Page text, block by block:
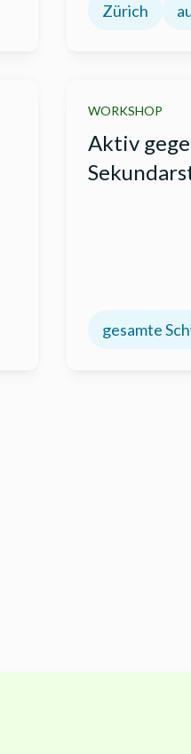
Zürich
WORKSHOP
Aktiv
gesamte